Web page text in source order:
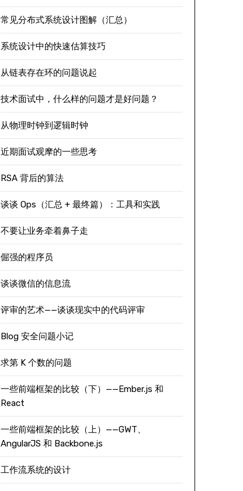
常见分布式系统设计图解（汇总）
系统设计中的快速估算技巧
从链表存在环的问题说起
技术面试中，什么样的问题才是好问题？
从物理时钟到逻辑时钟
近期面试观摩的一些思考
RSA 背后的算法
谈谈 Ops（汇总 + 最终篇）：工具和实践
不要让业务牵着鼻子走
倔强的程序员
谈谈微信的信息流
评审的艺术——谈谈现实中的代码评审
Blog 安全问题小记
求第 K 个数的问题
一些前端框架的比较（下）——Ember.js 和
React
一些前端框架的比较（上）——GWT、
AngularJS 和 Backbone.js
工作流系统的设计